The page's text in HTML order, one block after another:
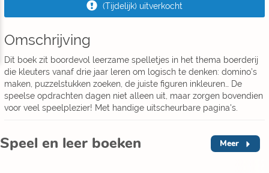
(Tijdelijk) uitverkocht
Omschrijving
Dit boek zit boordevol leerzame spelletjes in het thema boerderij
die kleuters vanaf drie jaar leren om logisch te denken: domino’s
maken, puzzelstukken zoeken, de juiste figuren inkleuren… De
speelse opdrachten dagen niet alleen uit, maar zorgen bovendien
voor veel speelplezier! Met handige uitscheurbare pagina's.
Speel en leer boeken Meer